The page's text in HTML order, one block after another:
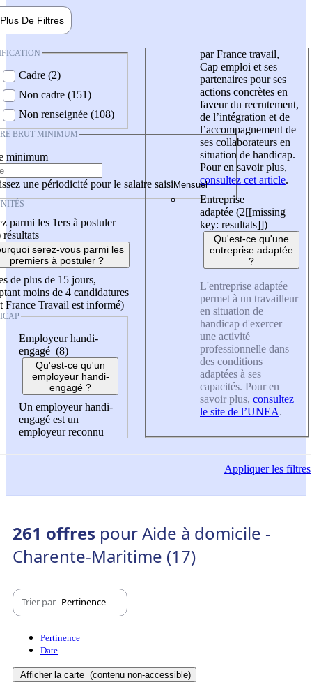
Plus De Filtres
Cadre (2)
Non cadre (151)
Non renseignée (108)
BRUT MINIMUM
minimum
une périodicité pour le salaire saisi
parmi les 1ers à postuler
résultats
serez-vous parmi les
premiers à postuler ?
de plus de 15 jours,
moins de 4 candidatures
France Travail est informé)
Employeur handi-
engagé (8)
Qu'est-ce qu'un
employeur handi-
engagé ?
Un employeur handi-
engagé est un
employeur reconnu
par France travail,
Cap emploi et ses
partenaires pour ses
actions concrètes en
faveur du recrutement,
de l’intégration et de
l’accompagnement de
ses collaborateurs en
situation de handicap.
Pour en savoir plus,
consultez cet article.
Entreprise
adaptée (2[[missing
key: resultats]])
Qu'est-ce qu'une
entreprise adaptée
?
L'entreprise adaptée
permet à un travailleur
en situation de
handicap d'exercer
une activité
professionnelle dans
des conditions
adaptées à ses
capacités. Pour en
savoir plus, consultez
le site de l’UNEA.
Appliquerles filtres
261 offres pour Aide à domicile -
Charente-Maritime (17)
Trier par Pertinence
Pertinence
Date
Afficher la carte (contenu non-accessible)